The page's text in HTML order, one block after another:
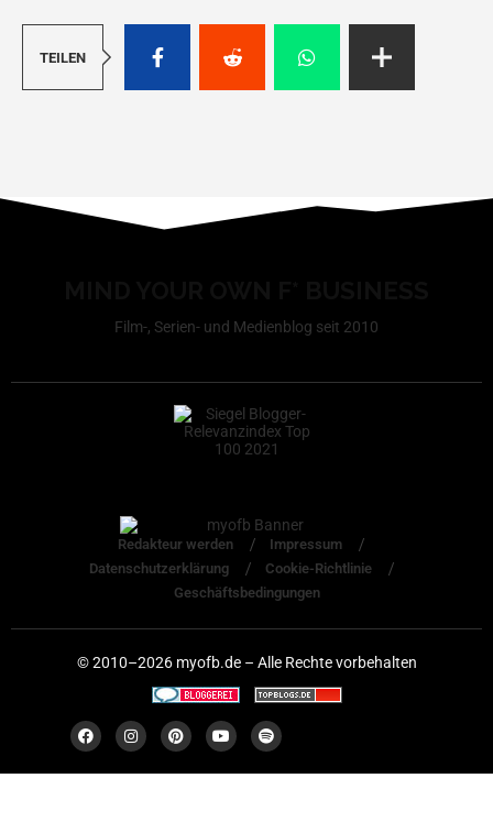
TEILEN
Film-, Serien- und Medienblog seit 2010
Redakteur werden
Impressum
Datenschutzerklärung
Cookie-Richtlinie
Geschäftsbedingungen
© 2010–2026 myofb.de – Alle Rechte vorbehalten